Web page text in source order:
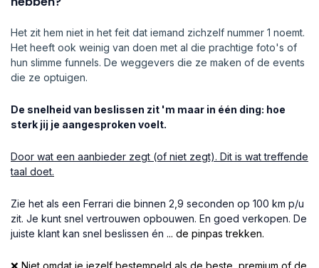
Het zit hem niet in het feit dat iemand zichzelf nummer 1 noemt.
Het heeft ook weinig van doen met al die prachtige foto's of
hun slimme funnels. De weggevers die ze maken of de events
die ze optuigen.
De snelheid van beslissen zit 'm maar in één ding: hoe
sterk jij je aangesproken voelt.
Door wat een aanbieder zegt (of niet zegt). Dit is wat treffende
taal doet.
Zie het als een Ferrari die binnen 2,9 seconden op 100 km p/u
zit. Je kunt snel vertrouwen opbouwen. En goed verkopen. De
juiste klant kan snel beslissen én ... de pinpas trekken.
❌ Niet omdat je jezelf bestempeld als de beste, premium of de